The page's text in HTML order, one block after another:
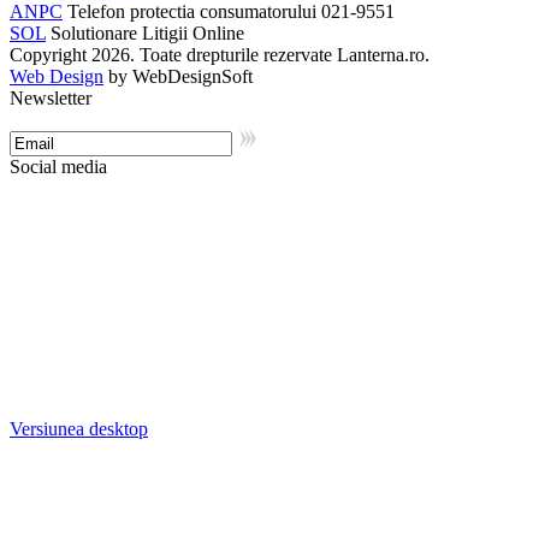
ANPC Telefon protectia consumatorului 021-9551
SOL Solutionare Litigii Online
Copyright 2026. Toate drepturile rezervate Lanterna.ro.
Web Design by WebDesignSoft
Newsletter
Social media
Versiunea desktop